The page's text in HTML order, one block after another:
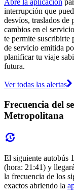
Abre la aplicación
interrupción que
desvíos, traslados de
cambios en el
te permite suscribirte
de servicio emitida
planificar tu viaje
futura.
Ver todas las alertas
Frecuencia del
Metropolitana
El siguiente autobús
(hora: 21:41) y
la frecuencia de los
exactos abriendo la